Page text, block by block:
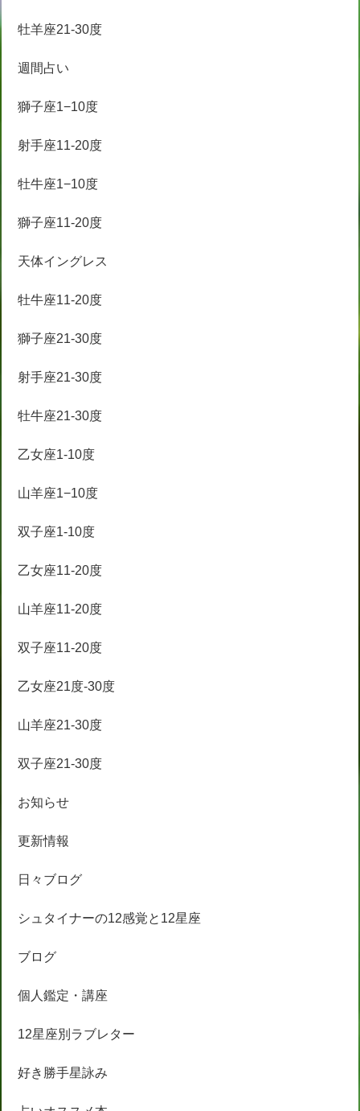
牡羊座21-30度
週間占い
獅子座1−10度
射手座11-20度
牡牛座1−10度
獅子座11-20度
天体イングレス
牡牛座11-20度
獅子座21-30度
射手座21-30度
牡牛座21-30度
乙女座1-10度
山羊座1−10度
双子座1-10度
乙女座11-20度
山羊座11-20度
双子座11-20度
乙女座21度-30度
山羊座21-30度
双子座21-30度
お知らせ
更新情報
日々ブログ
シュタイナーの12感覚と12星座
ブログ
個人鑑定・講座
12星座別ラブレター
好き勝手星詠み